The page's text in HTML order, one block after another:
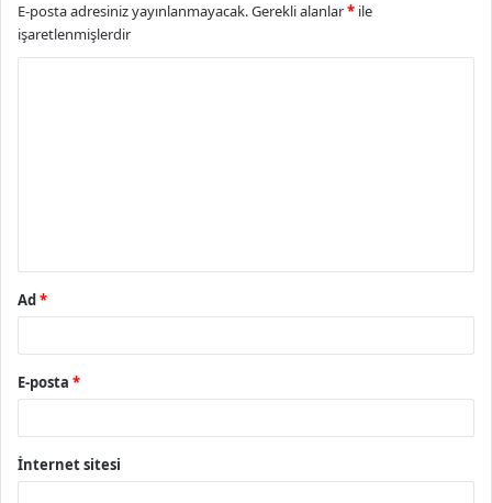
E-posta adresiniz yayınlanmayacak.Gerekli alanlar* ile
işaretlenmişlerdir
Ad*
E-posta *
İnternet sitesi